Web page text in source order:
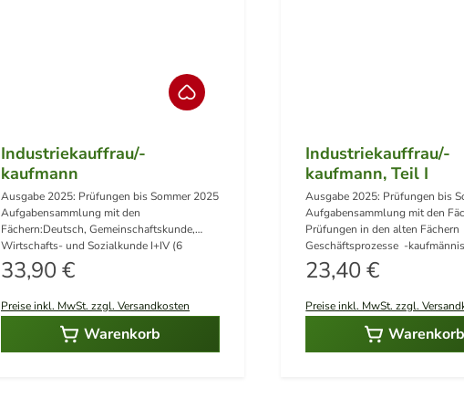
Industriekauffrau/-
kaufmann
Ausgabe 2025: Prüfungen bis Sommer 2025
Aufgabensammlung mit den
Fächern:Deutsch, Gemeinschaftskunde,
Wirtschafts- und Sozialkunde I+IV (6
Prüfungen von Winter 2022/2023 bis
Sommer 2025) Geschäftsprozesse,
von Winter 2020/2021 bis Sommer
2025)Lösungsvorschläge für alle Fächer. 2
Bände im Set ( 1 Band Aufgaben + 1 Band
Regulärer Preis:
33,90 €
Preise inkl. MwSt. zzgl. Versandkosten
Warenkorb
Industriekauffrau/-
kaufmann, Teil I
Ausgabe 2025: Prüfungen bis
Aufgabensammlung mit den
Prüfungen in den alten Fächern -
Geschäftsprozesse -kaufmännische
Steuerung und Kontrolle (Winter
2020/2021 bis Sommer 2025) Mit der
1 und 2 sowie 4-7 für den
/Industriekaufmann, Teil 1
Lösungsvorschläge 2 Bände im
Regulärer Preis:
23,40 €
Preise inkl. MwSt. zzgl.
Warenkorb